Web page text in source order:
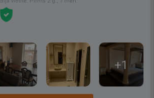
+1